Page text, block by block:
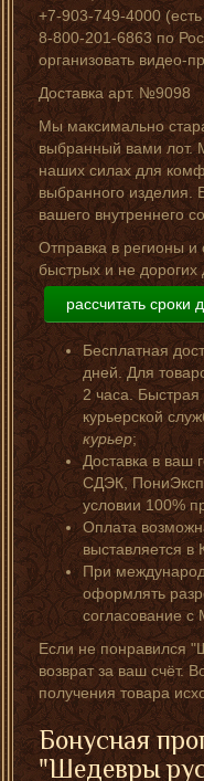
+7-903-749-4000
8-800-201-6863 по
организовать видео-
Доставка арт. №9098
Мы максимально
выбранный вами лот.
наших силах для
выбранного изделия.
вашего внутреннего
Отправка в регионы
быстрых и не дорогих
рассчитать сроки
Бесплатная
дней. Для
2 часа. Быстрая
курьерской
курьер;
Доставка в ваш
СДЭК,
условии 100%
Оплата
выставляется в
При
оформлять
согласование с
Если не понравился
возврат за ваш счёт.
получения товара
Бонусная
"Шедевры